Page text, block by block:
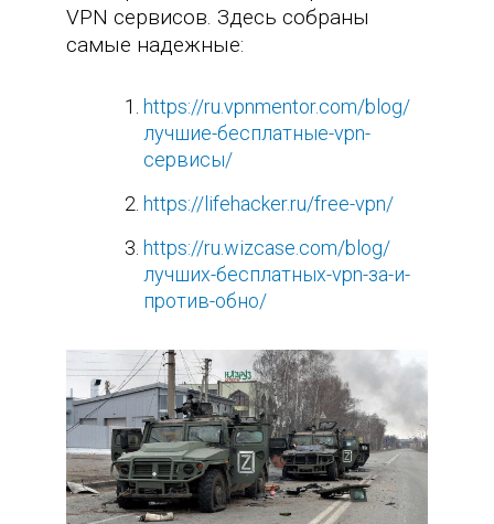
VPN сервисов. Здесь собраны
самые надежные:
https://ru.vpnmentor.com/blog/
лучшие-бесплатные-vpn-
сервисы/
https://lifehacker.ru/free-vpn/
https://ru.wizcase.com/blog/
лучших-бесплатных-vpn-за-и-
против-обно/